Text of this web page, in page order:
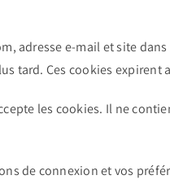
adresse e-mail et site dans
tard. Ces cookies expirent
les cookies. Il ne
de connexion et vos